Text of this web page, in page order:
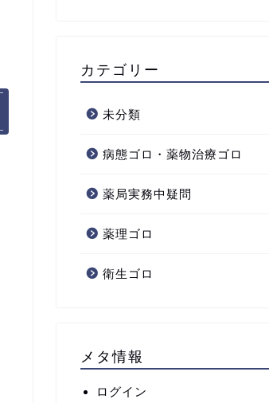
カテゴリー
未分類
病態ゴロ・薬物治療ゴロ
薬局実務中疑問
薬理ゴロ
衛生ゴロ
メタ情報
ログイン